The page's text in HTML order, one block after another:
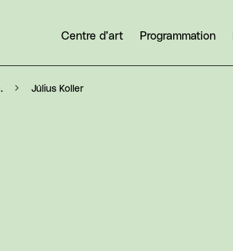
Centre d’art Programmation
Július Koller